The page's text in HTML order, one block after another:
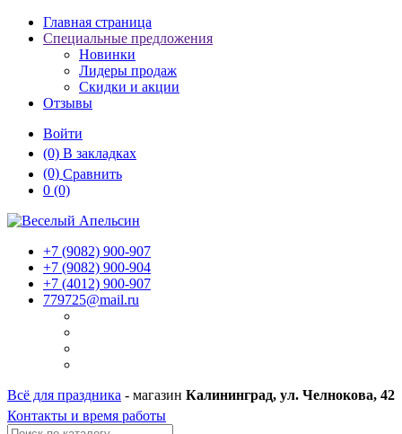
Главная страница
Специальные предложения
Новинки
Лидеры продаж
Скидки и акции
Отзывы
Войти
(0) В закладках
(0) Сравнить
0 (0)
+7 (9082) 900-907
+7 (9082) 900-904
+7 (4012) 900-907
779725@mail.ru
Всё для праздника - магазин Калининград, ул. Челнокова, 42
Контакты и время работы